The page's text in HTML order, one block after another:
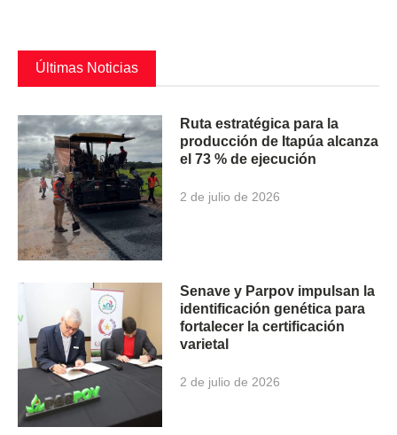
Últimas Noticias
Ruta estratégica para la
producción de Itapúa alcanza
el 73 % de ejecución
2 de julio de 2026
Senave y Parpov impulsan la
identificación genética para
fortalecer la certificación
varietal
2 de julio de 2026